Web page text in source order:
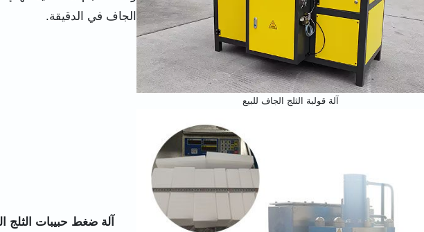
آلة قولبة الثلج الجاف للبيع
الجاف في الدقيقة.
آلة ضغط حبيبات الثلج